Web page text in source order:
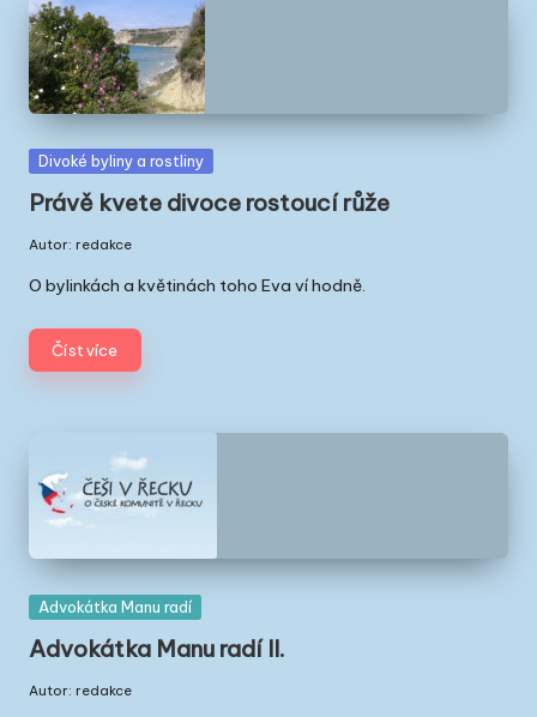
Posted
Divoké byliny a rostliny
Právě kvete divoce rostoucí růže
Posted
by
Autor: redakce
O bylinkách a květinách toho Eva ví hodně.
Číst více
Posted
Advokátka Manu radí
Advokátka Manu radí II.
Posted
Autor: redakce